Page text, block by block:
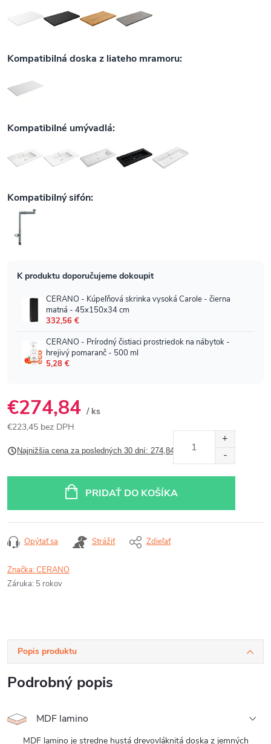
€274,84 / ks
€223,45 bez DPH
cena:Najnižšia cena za posledných 30 dní: 274,84 €
PRIDAŤ DO KOŠÍKA
Opýtať sa Strážiť Zdieľať
Značka:CERANO
Záruka: 5 rokov
Popis produktu
Podrobný popis
MDF lamino
MDF lamino je stredne hustá drevovláknitá doska z jemných